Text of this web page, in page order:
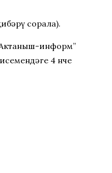
сорала).
информ”
4 нче